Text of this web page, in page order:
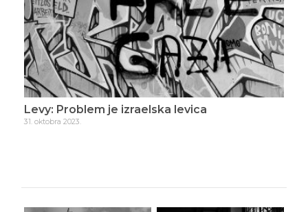
Levy: Problem je izraelska levica
31. oktobra 2023.